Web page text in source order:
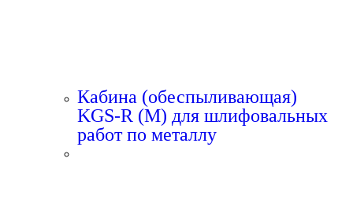
Кабина (обеспыливающая)
KGS-R (M) для шлифовальных
работ по металлу